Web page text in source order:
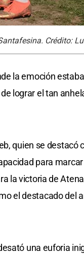
Crédito:
la emoción
lograr el tan
quien se destacó
para
la victoria de
el destacado del
una euforia